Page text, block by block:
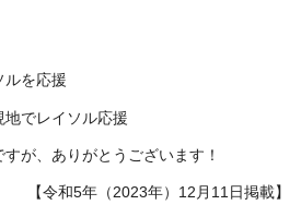
ルを応援
でレイソル応援
が、ありがとうございます！
【令和5年（2023年）12月11日掲載】